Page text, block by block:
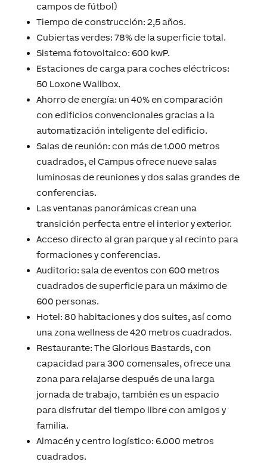
campos de fútbol)
Tiempo de construcción: 2,5 años.
Cubiertas verdes: 78% de la superficie total.
Sistema fotovoltaico: 600 kwP.
Estaciones de carga para coches eléctricos:
50 Loxone Wallbox.
Ahorro de energía: un 40% en comparación
con edificios convencionales gracias a la
automatización inteligente del edificio.
Salas de reunión: con más de 1.000 metros
cuadrados, el Campus ofrece nueve salas
luminosas de reuniones y dos salas grandes de
conferencias.
Las ventanas panorámicas crean una
transición perfecta entre el interior y exterior.
Acceso directo al gran parque y al recinto para
formaciones y conferencias.
Auditorio: sala de eventos con 600 metros
cuadrados de superficie para un máximo de
600 personas.
Hotel: 80 habitaciones y dos suites, así como
una zona wellness de 420 metros cuadrados.
Restaurante: The Glorious Bastards, con
capacidad para 300 comensales, ofrece una
zona para relajarse después de una larga
jornada de trabajo, también es un espacio
para disfrutar del tiempo libre con amigos y
familia.
Almacén y centro logístico: 6.000 metros
cuadrados.